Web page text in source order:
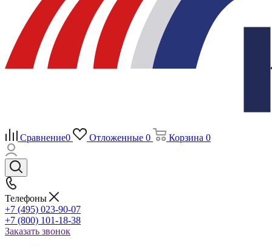
Сравнение0 Отложенные 0 Корзина 0
Телефоны
+7 (495) 023-90-07
+7 (800) 101-18-38
Заказать звонок